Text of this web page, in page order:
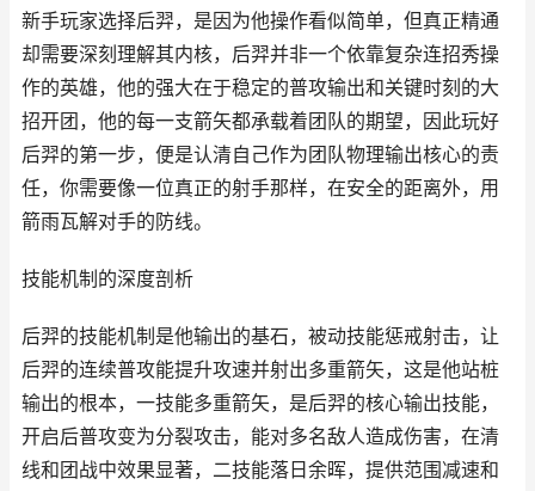
新手玩家选择后羿，是因为他操作看似简单，但真正精通
却需要深刻理解其内核，后羿并非一个依靠复杂连招秀操
作的英雄，他的强大在于稳定的普攻输出和关键时刻的大
招开团，他的每一支箭矢都承载着团队的期望，因此玩好
后羿的第一步，便是认清自己作为团队物理输出核心的责
任，你需要像一位真正的射手那样，在安全的距离外，用
箭雨瓦解对手的防线。
技能机制的深度剖析
后羿的技能机制是他输出的基石，被动技能惩戒射击，让
后羿的连续普攻能提升攻速并射出多重箭矢，这是他站桩
输出的根本，一技能多重箭矢，是后羿的核心输出技能，
开启后普攻变为分裂攻击，能对多名敌人造成伤害，在清
线和团战中效果显著，二技能落日余晖，提供范围减速和